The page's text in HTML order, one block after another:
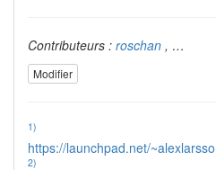
Contributeurs : roschan , …
Modifier
1)
https://launchpad.net/
2)